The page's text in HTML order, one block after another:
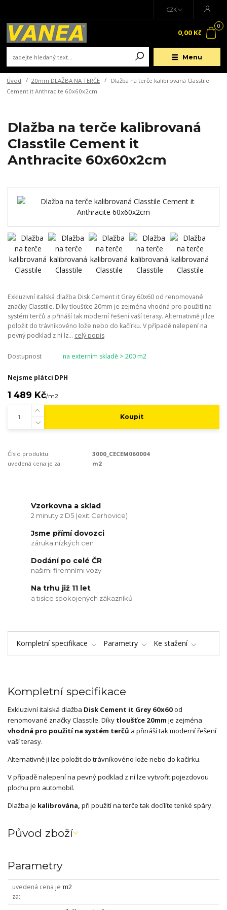
Menu
CZK
0
0,00 Kč
Úvod 20mm DLAŽBA NA TERČE
Dlažba na terče kalibrovaná Classtile
Cement it Anthracite 60x60x2cm
Dlažba na terče kalibrovaná
Classtile Cement it
Anthracite 60x60x2cm
Exkluzivní italská dlažba Disk Cement it Grey 60x60 od renomované
značky Classtile. Díky tloušťce 20mm je zejména vhodná pro použití na
systém terčů a přináší tak moderní řešení vaší terasy. Alternativně ji lze
položit do trávníkovéno lože nebo do kačírku. V případě nalepení na
pevný podklad z ní lz... celý popis
Dostupnost na externím skladě > 200 m2
Nejsme plátci DPH
1 489 Kč/m2
Koupit
Číslo produktu:
3000_CECEM060004
uvedená cena je za:
m2
Vzorkovna a sklad
2 minuty z D5 (exit Cerhovice)
Jsme přímí dovozci
záruka nízkých cen
Dodání po celé ČR
našimi firemními vozy
Na trhu již 11 let
a tisíce spokojených zákazníků
Kompletní specifikace Parametry Ke stažení
Kompletní specifikace
Exkluzivní italská dlažba Disk Cement it Grey 60x60od
renomované značky Classtile. Díky tloušťce 20mm je zejména
vhodná pro použití na systém terčů a přináší tak moderní řešení
vaší terasy.
Alternativně ji lze položit do trávníkovéno lože nebo do kačírku.
V případě nalepení na pevný podklad z ní lze vytvořit pojezdovou
plochu pro automobil.
Dlažba je kalibrována, při použití na terče tak docílíte tenké spáry.
Původ zboží
Parametry
uvedená cena je
za
m2